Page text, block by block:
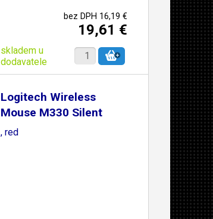
bez DPH 16,19 €
19,61 €
skladem u
dodavatele
Logitech Wireless
Mouse M330 Silent
Plus
, red